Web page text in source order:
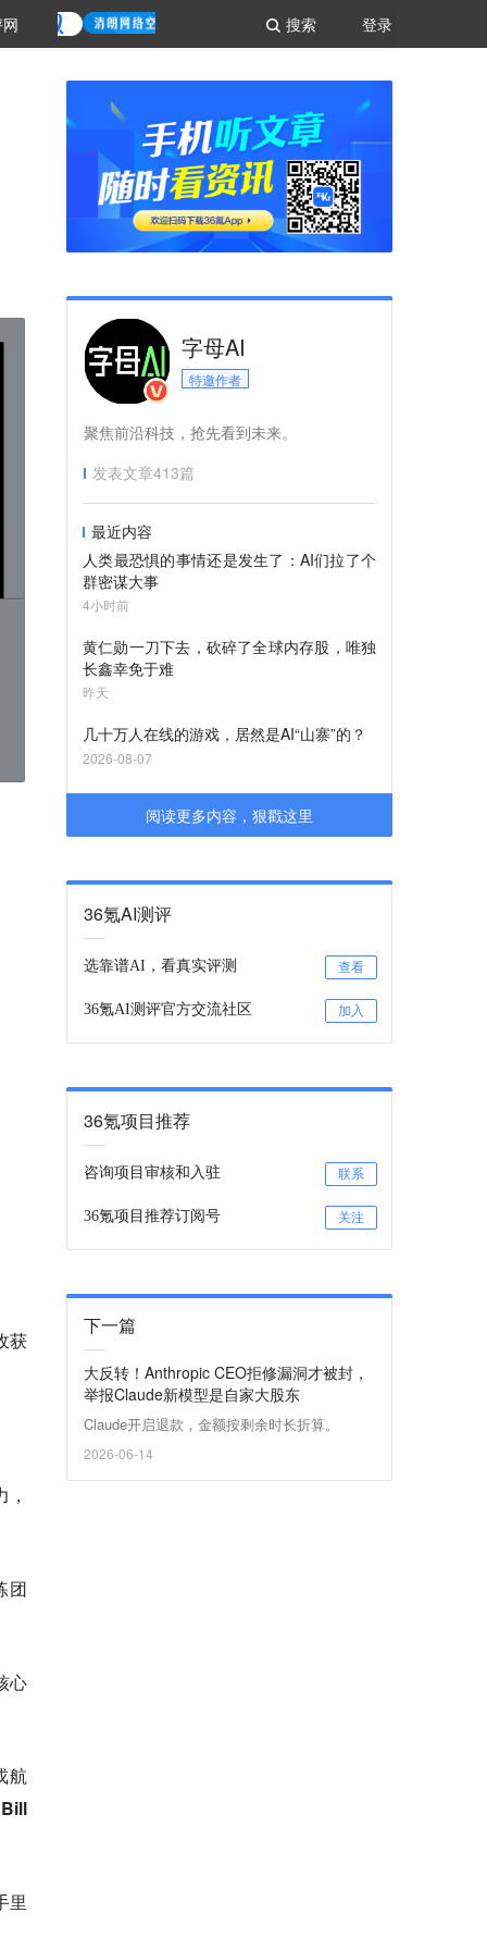
登录
搜索
获
团
心
航
里
字母AI
特邀作者
聚焦前沿科技，抢先看到未来。
发表文章413篇
最近内容
人类最恐惧的事情还是发生了：AI们拉了个
群密谋大事
4小时前
黄仁勋一刀下去，砍碎了全球内存股，唯独
长鑫幸免于难
昨天
几十万人在线的游戏，居然是AI“山寨”的？
2026-08-07
阅读更多内容，狠戳这里
36氪AI测评
选靠谱AI，看真实评测 查看
36氪AI测评官方交流社区 加入
36氪项目推荐
咨询项目审核和入驻 联系
36氪项目推荐订阅号 关注
下一篇
大反转！Anthropic CEO拒修漏洞才被封，
举报Claude新模型是自家大股东
Claude开启退款，金额按剩余时长折算。
2026-06-14